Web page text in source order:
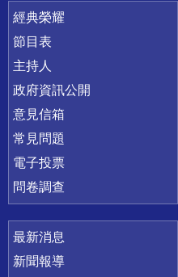
快速連結
經典榮耀
節目表
主持人
政府資訊公開
意見信箱
常見問題
電子投票
問卷調查
最新消息
新聞報導